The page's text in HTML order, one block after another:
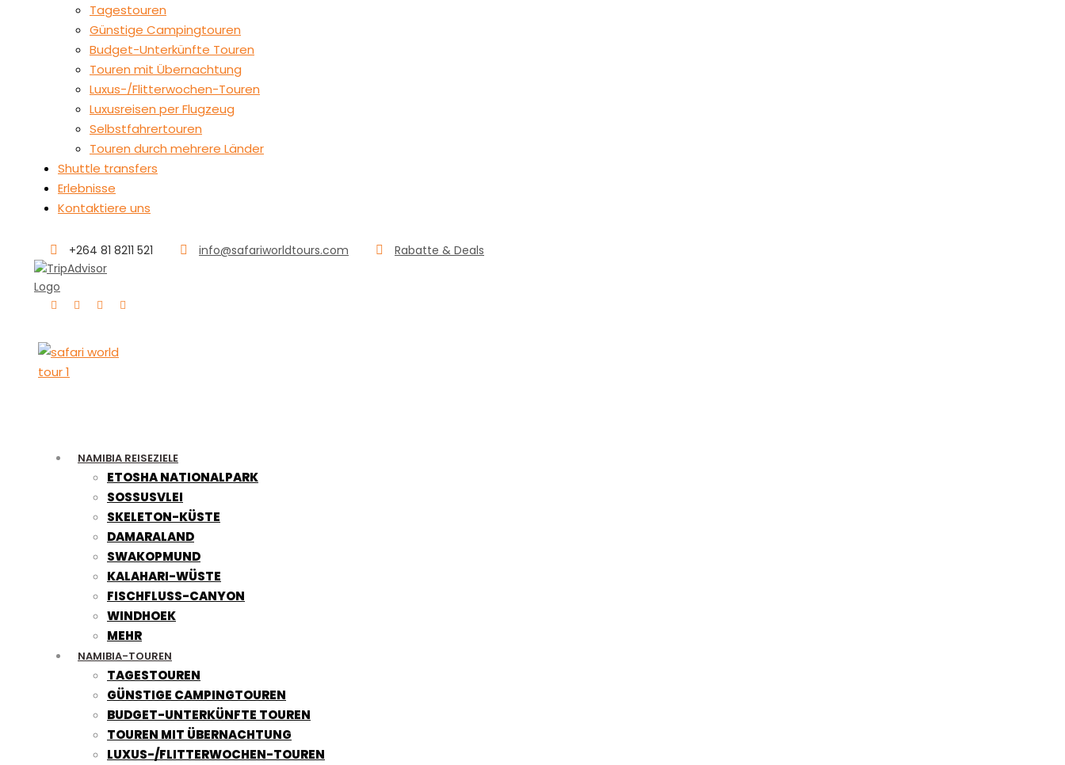
Tagestouren
Günstige Campingtouren
Budget-Unterkünfte Touren
Touren mit Übernachtung
Luxus-/Flitterwochen-Touren
Luxusreisen per Flugzeug
Selbstfahrertouren
Touren durch mehrere Länder
Shuttle transfers
Erlebnisse
Kontaktiere uns
+264 81 8211 521 info@safariworldtours.com Rabatte & Deals
NAMIBIA REISEZIELE
ETOSHA NATIONALPARK
SOSSUSVLEI
SKELETON-KÜSTE
DAMARALAND
SWAKOPMUND
KALAHARI-WÜSTE
FISCHFLUSS-CANYON
WINDHOEK
MEHR
NAMIBIA-TOUREN
TAGESTOUREN
GÜNSTIGE CAMPINGTOUREN
BUDGET-UNTERKÜNFTE TOUREN
TOUREN MIT ÜBERNACHTUNG
LUXUS-/FLITTERWOCHEN-TOUREN